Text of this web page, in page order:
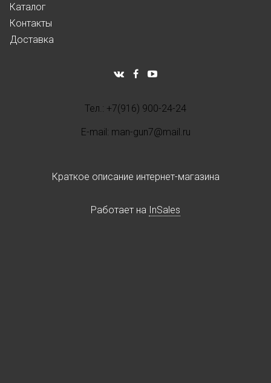
Каталог
Контакты
Доставка
Тел.: +7(916) 900-24-24
E-mail: man-gun7@mail.ru
Краткое описание интернет-магазина
Работает на InSales